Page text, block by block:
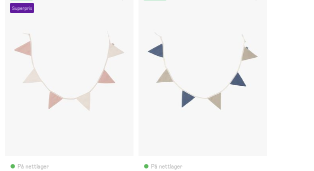
Superpris
På nettlager På nettlager